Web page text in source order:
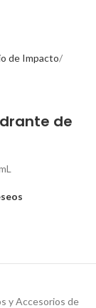
de Impacto
de
y Accesorios de